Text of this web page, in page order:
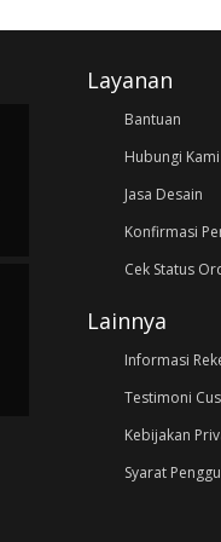
Layanan
Bantuan
Hubungi Kami
Jasa Desain
Konfirmasi
Cek Status
Lainnya
Informasi
Testimoni
Kebijakan
Syarat